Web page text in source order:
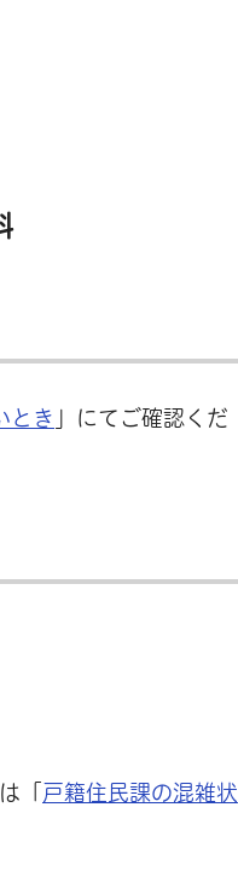
とき
」にてご確認くだ
「
戸籍住民課の混雑状